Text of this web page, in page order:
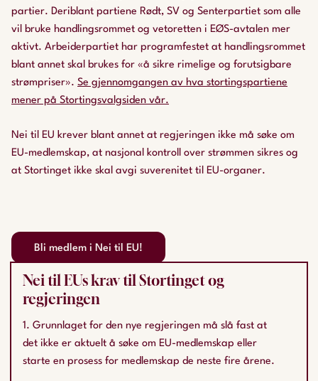
partier. Deriblant partiene Rødt, SV og Senterpartiet som alle
vil bruke handlingsrommet og vetoretten i EØS-avtalen mer
aktivt. Arbeiderpartiet har programfestet at handlingsrommet
blant annet skal brukes for «å sikre rimelige og forutsigbare
strømpriser». Se gjennomgangen av hva stortingspartiene
mener på Stortingsvalgsiden vår.
Nei til EU krever blant annet at regjeringen ikke må søke om
EU-medlemskap, at nasjonal kontroll over strømmen sikres og
at Stortinget ikke skal avgi suverenitet til EU-organer.
Bli medlem i Nei til EU!
Nei til EUs krav til Stortinget og
regjeringen
1. Grunnlaget for den nye regjeringen må slå fast at
det ikke er aktuelt å søke om EU-medlemskap eller
starte en prosess for medlemskap de neste fire årene.